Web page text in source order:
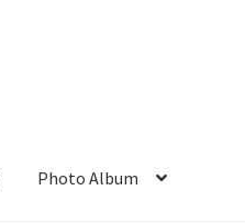
Photo Album